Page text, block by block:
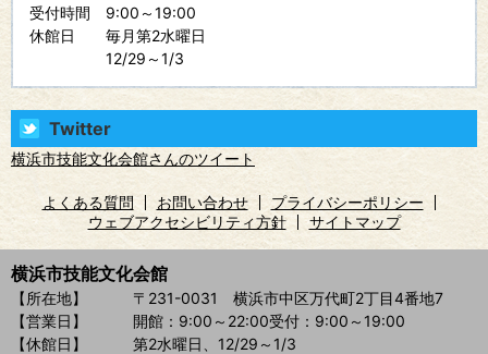
受付時間
9:00～19:00
休館日
毎月第2水曜日
12/29～1/3
Twitter
横浜市技能文化会館さんのツイート
よくある質問 お問い合わせ
プライバシーポリシー
ウェブアクセシビリティ方針
サイトマップ
横浜市技能文化会館
【所在地】
〒231-0031 横浜市中区万代町2丁目4番地7
【営業日】
開館：9:00～22:00受付：9:00～19:00
【休館日】
第2水曜日、12/29～1/3